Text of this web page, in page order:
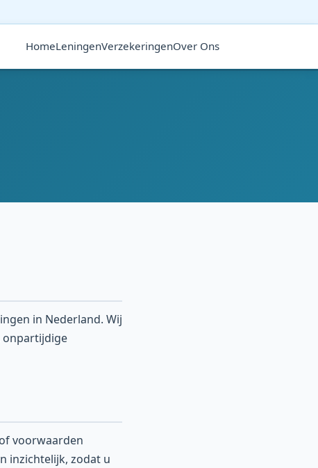
HomeLeningenVerzekeringenOver Ons
in Nederland. Wij
onpartijdige
voorwaarden
inzichtelijk, zodat u